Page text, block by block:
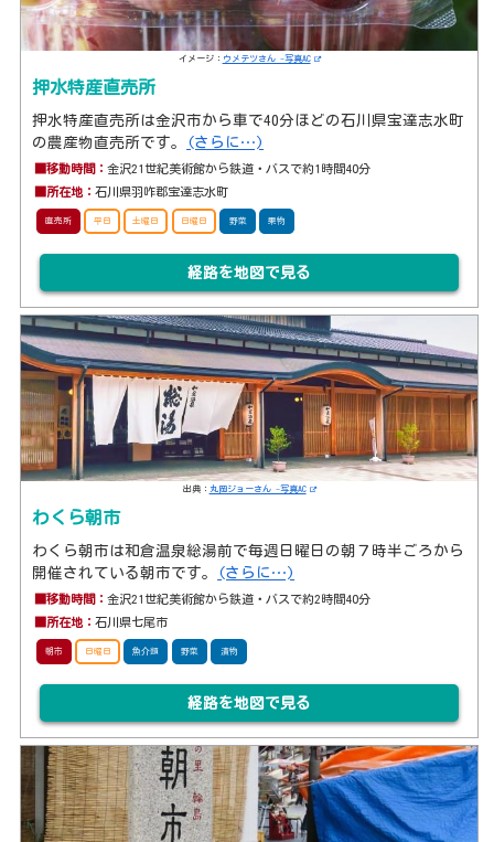
イメージ： ウメテツさん -写真AC
押水特産直売所
押水特産直売所は金沢市から車で40分ほどの石川県宝達志水町
の農産物直売所です。
(さらに…)
■移動時間：金沢21世紀美術館から鉄道・バスで約1時間40分
■所在地：石川県羽咋郡宝達志水町
直売所 平日 土曜日 日曜日 野菜 果物
経路を地図で見る
出典： 丸岡ジョーさん -写真AC
わくら朝市
わくら朝市は和倉温泉総湯前で毎週日曜日の朝７時半ごろから
開催されている朝市です。
(さらに…)
■移動時間：金沢21世紀美術館から鉄道・バスで約2時間40分
■所在地：石川県七尾市
朝市 日曜日 魚介類 野菜 漬物
経路を地図で見る